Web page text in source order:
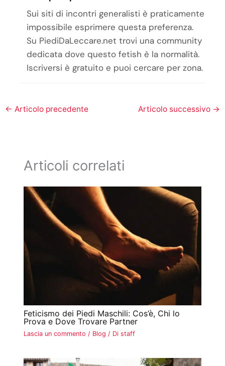
Sui siti di incontri generalisti è praticamente
impossibile esprimere questa preferenza.
Su PiediDaLeccare.net trovi una community
dedicata dove questo fetish è la normalità.
Iscriversi è gratuito e puoi cercare per zona.
← Articolo precedente Articolo successivo →
Articoli correlati
Feticismo dei Piedi Maschili: Cos’è, Chi lo
Prova e Dove Trovare Partner
Lascia un commento / Blog / Distaff